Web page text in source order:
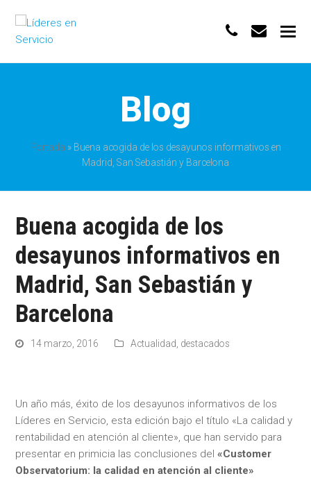
phone
Blog
Portada » Buena acogida de los desayunos informativos en
Madrid, San Sebastián y Barcelona
Buena acogida de los
desayunos informativos en
Madrid, San Sebastián y
Barcelona
14 marzo, 2016 Actualidad destacados
Un año más, éxito de los desayunos informativos de los
Líderes en Servicio, esta edición bajo el título «La calidad y
rentabilidad en atención al cliente», que han servido para
presentar en primicia las conclusiones del«Customer
Observatorium: la calidad en atención al cliente»